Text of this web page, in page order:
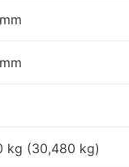
kg (30,480 kg)